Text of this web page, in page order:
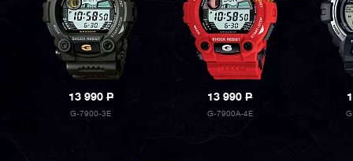
13 990P
G-7900-3E
13 990P
G-7900A-4E